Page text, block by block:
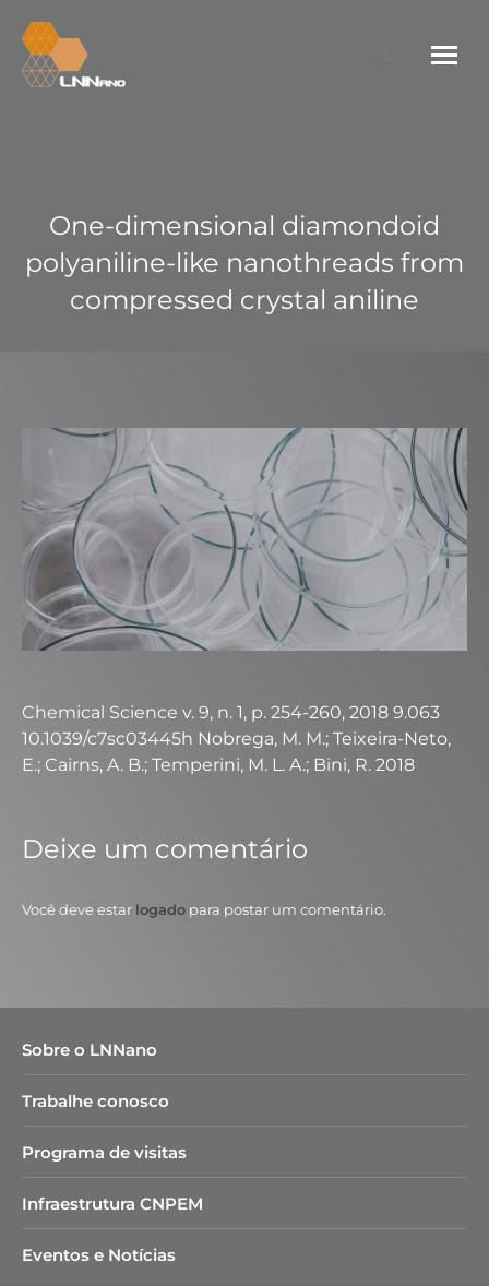
Search:
One-dimensional diamondoid
polyaniline-like nanothreads from
compressed crystal aniline
Chemical Science v. 9, n. 1, p. 254-260, 2018 9.063
10.1039/c7sc03445h Nobrega, M. M.; Teixeira-Neto,
E.; Cairns, A. B.; Temperini, M. L. A.; Bini, R. 2018
Deixe um comentário
Você deve estar logado para postar um comentário.
Sobre o LNNano
Trabalhe conosco
Programa de visitas
Infraestrutura CNPEM
Eventos e Notícias